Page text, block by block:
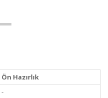
Ön Hazırlık
-